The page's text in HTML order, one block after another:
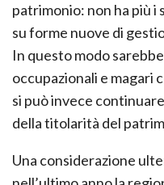
patrimonio: non ha più i
su forme nuove di
In questo modo
occupazionali e magari
si può invece
della titolarità del
Una considerazione